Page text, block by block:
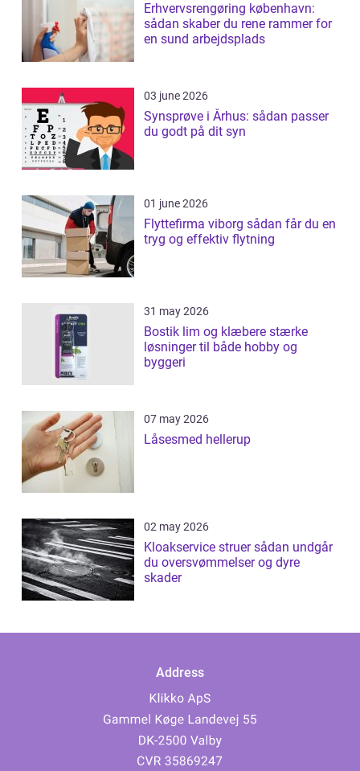
Erhvervsrengøring københavn:
sådan skaber du rene rammer for
en sund arbejdsplads
03 june 2026
Synsprøve i Århus: sådan passer
du godt på dit syn
01 june 2026
Flyttefirma viborg sådan får du en
tryg og effektiv flytning
31 may 2026
Bostik lim og klæbere stærke
løsninger til både hobby og
byggeri
07 may 2026
Låsesmed hellerup
02 may 2026
Kloakservice struer sådan undgår
du oversvømmelser og dyre
skader
Address